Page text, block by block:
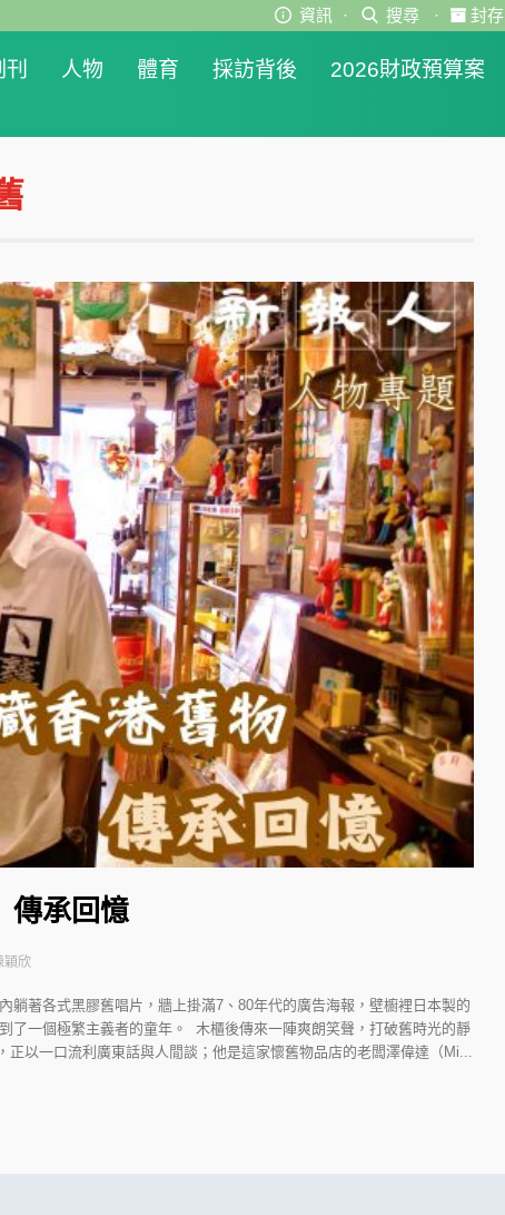
資訊 · 搜尋 · 封存
刊 人物 體育 採訪背後 2026財政預算案
承回憶
穎欣
躺著各式黑膠舊唱片，牆上掛滿7、80年代的廣告海報，壁櫥裡日本製的
了一個極繁主義者的童年。 木櫃後傳來一陣爽朗笑聲，打破舊時光的靜
以一口流利廣東話與人閒談；他是這家懷舊物品店的老闆澤偉達（Mi...